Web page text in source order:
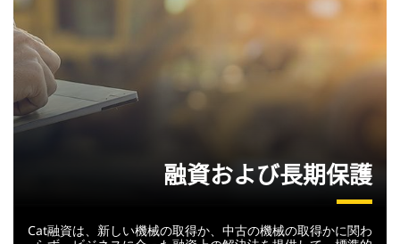
融資および長期保護
Cat融資は、新しい機械の取得か、中古の機械の取得かに関わ